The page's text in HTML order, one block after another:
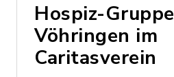
Hospiz-Gruppe
Vöhringen im
Caritasverein